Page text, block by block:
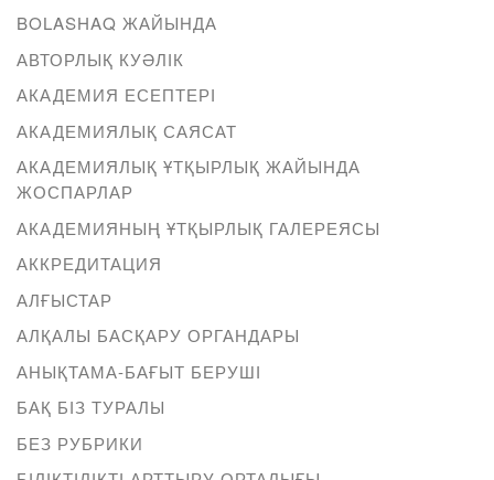
BOLASHAQ ЖАЙЫНДА
АВТОРЛЫҚ КУӘЛІК
АКАДЕМИЯ ЕСЕПТЕРІ
АКАДЕМИЯЛЫҚ САЯСАТ
АКАДЕМИЯЛЫҚ ҰТҚЫРЛЫҚ ЖАЙЫНДА
ЖОСПАРЛАР
АКАДЕМИЯНЫҢ ҰТҚЫРЛЫҚ ГАЛЕРЕЯСЫ
АККРЕДИТАЦИЯ
АЛҒЫСТАР
АЛҚАЛЫ БАСҚАРУ ОРГАНДАРЫ
АНЫҚТАМА-БАҒЫТ БЕРУШІ
БАҚ БІЗ ТУРАЛЫ
БЕЗ РУБРИКИ